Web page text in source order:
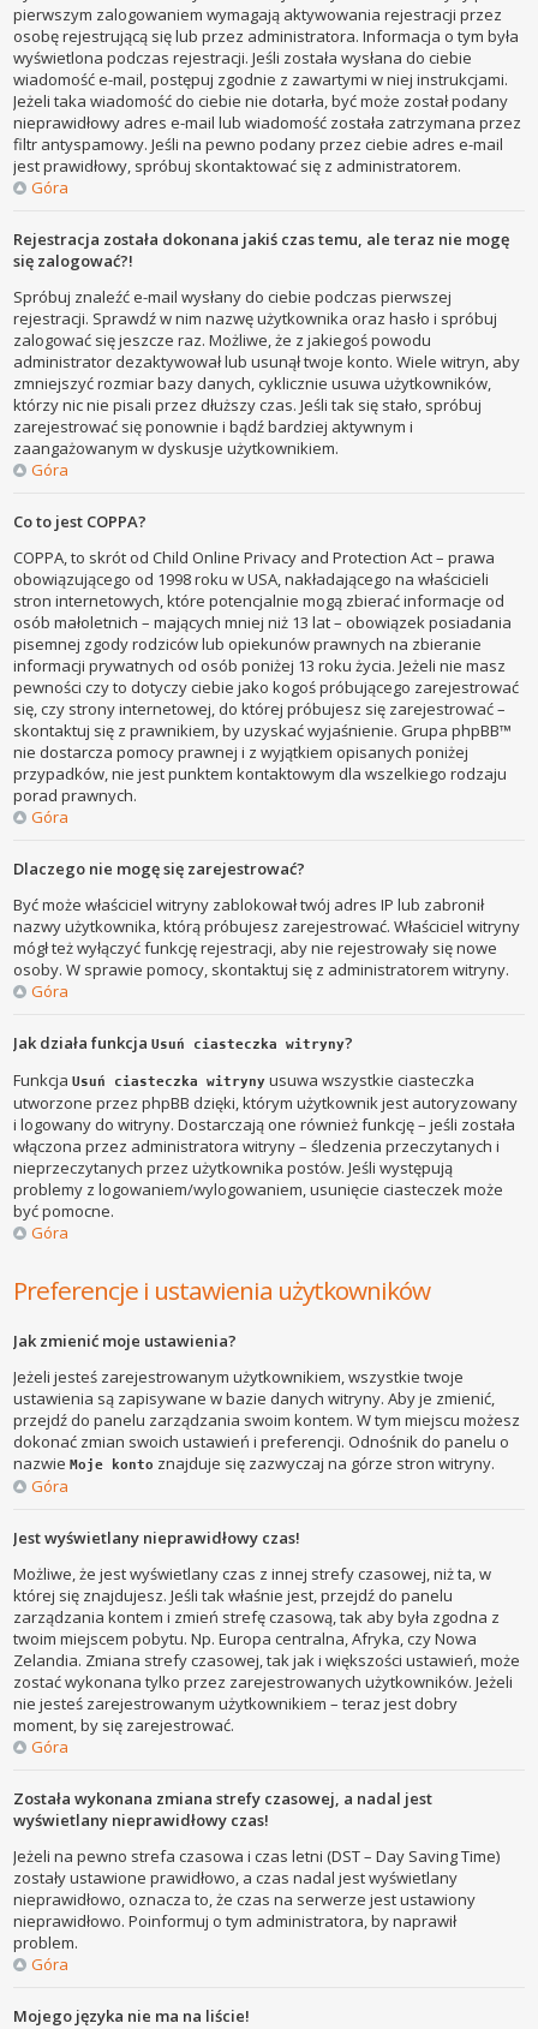
pierwszym zalogowaniem wymagają aktywowania rejestracji przez
osobę rejestrującą się lub przez administratora. Informacja o tym była
wyświetlona podczas rejestracji. Jeśli została wysłana do ciebie
wiadomość e-mail, postępuj zgodnie z zawartymi w niej instrukcjami.
Jeżeli taka wiadomość do ciebie nie dotarła, być może został podany
nieprawidłowy adres e-mail lub wiadomość została zatrzymana przez
filtr antyspamowy. Jeśli na pewno podany przez ciebie adres e-mail
jest prawidłowy, spróbuj skontaktować się z administratorem.
Góra
Rejestracja została dokonana jakiś czas temu, ale teraz nie mogę
się zalogować?!
Spróbuj znaleźć e-mail wysłany do ciebie podczas pierwszej
rejestracji. Sprawdź w nim nazwę użytkownika oraz hasło i spróbuj
zalogować się jeszcze raz. Możliwe, że z jakiegoś powodu
administrator dezaktywował lub usunął twoje konto. Wiele witryn, aby
zmniejszyć rozmiar bazy danych, cyklicznie usuwa użytkowników,
którzy nic nie pisali przez dłuższy czas. Jeśli tak się stało, spróbuj
zarejestrować się ponownie i bądź bardziej aktywnym i
zaangażowanym w dyskusje użytkownikiem.
Góra
Co to jest COPPA?
COPPA, to skrót od Child Online Privacy and Protection Act – prawa
obowiązującego od 1998 roku w USA, nakładającego na właścicieli
stron internetowych, które potencjalnie mogą zbierać informacje od
osób małoletnich – mających mniej niż 13 lat – obowiązek posiadania
pisemnej zgody rodziców lub opiekunów prawnych na zbieranie
informacji prywatnych od osób poniżej 13 roku życia. Jeżeli nie masz
pewności czy to dotyczy ciebie jako kogoś próbującego zarejestrować
się, czy strony internetowej, do której próbujesz się zarejestrować –
skontaktuj się z prawnikiem, by uzyskać wyjaśnienie. Grupa phpBB™
nie dostarcza pomocy prawnej i z wyjątkiem opisanych poniżej
przypadków, nie jest punktem kontaktowym dla wszelkiego rodzaju
porad prawnych.
Góra
Dlaczego nie mogę się zarejestrować?
Być może właściciel witryny zablokował twój adres IP lub zabronił
nazwy użytkownika, którą próbujesz zarejestrować. Właściciel witryny
mógł też wyłączyć funkcję rejestracji, aby nie rejestrowały się nowe
osoby. W sprawie pomocy, skontaktuj się z administratorem witryny.
Góra
Jak działa funkcjaUsuń ciasteczka witryny?
FunkcjaUsuń ciasteczka witryny usuwa wszystkie ciasteczka
utworzone przez phpBB dzięki, którym użytkownik jest autoryzowany
i logowany do witryny. Dostarczają one również funkcję – jeśli została
włączona przez administratora witryny – śledzenia przeczytanych i
nieprzeczytanych przez użytkownika postów. Jeśli występują
problemy z logowaniem/wylogowaniem, usunięcie ciasteczek może
być pomocne.
Góra
Preferencje i ustawienia użytkowników
Jak zmienić moje ustawienia?
Jeżeli jesteś zarejestrowanym użytkownikiem, wszystkie twoje
ustawienia są zapisywane w bazie danych witryny. Aby je zmienić,
przejdź do panelu zarządzania swoim kontem. W tym miejscu możesz
dokonać zmian swoich ustawień i preferencji. Odnośnik do panelu o
nazwieMoje konto znajduje się zazwyczaj na górze stron witryny.
Góra
Jest wyświetlany nieprawidłowy czas!
Możliwe, że jest wyświetlany czas z innej strefy czasowej, niż ta, w
której się znajdujesz. Jeśli tak właśnie jest, przejdź do panelu
zarządzania kontem i zmień strefę czasową, tak aby była zgodna z
twoim miejscem pobytu. Np. Europa centralna, Afryka, czy Nowa
Zelandia. Zmiana strefy czasowej, tak jak i większości ustawień, może
zostać wykonana tylko przez zarejestrowanych użytkowników. Jeżeli
nie jesteś zarejestrowanym użytkownikiem – teraz jest dobry
moment, by się zarejestrować.
Góra
Została wykonana zmiana strefy czasowej, a nadal jest
wyświetlany nieprawidłowy czas!
Jeżeli na pewno strefa czasowa i czas letni (DST – Day Saving Time)
zostały ustawione prawidłowo, a czas nadal jest wyświetlany
nieprawidłowo, oznacza to, że czas na serwerze jest ustawiony
nieprawidłowo. Poinformuj o tym administratora, by naprawił
problem.
Góra
Mojego języka nie ma na liście!